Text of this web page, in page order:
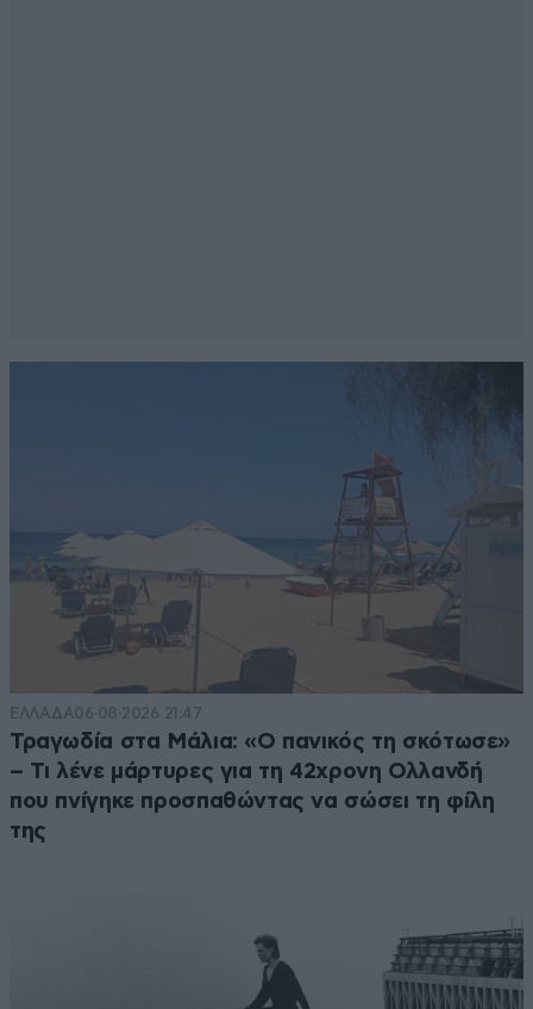
ΕΛΛΑΔΑ06·08·2026 21:47
Τραγωδία στα Μάλια: «Ο πανικός τη σκότωσε»
– Τι λένε μάρτυρες για τη 42χρονη Ολλανδή
που πνίγηκε προσπαθώντας να σώσει τη φίλη
της